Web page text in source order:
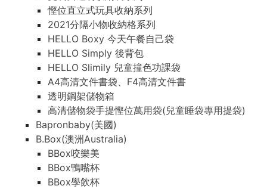
慳位直立式玩具收納系列
2021分隔小物收納格系列
HELLO Boxy 今天午餐自己袋
HELLO Simply 後背包
HELLO Slimily 兒童撞色功課袋
A4高清文件書袋、F4高清文件書
透明鋼架儲物箱
高清儲物袋手提慳位萬用袋(兒童睡袋專用提袋)
Bapronbaby(美國)
B.Box(澳洲Australia)
BBox咬樂美
BBox鴨嘴杯
BBox學飲杯